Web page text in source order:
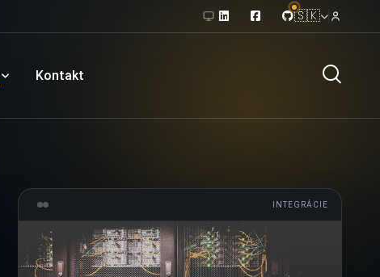
🇸🇰
Kontakt
INTEGRÁCIE